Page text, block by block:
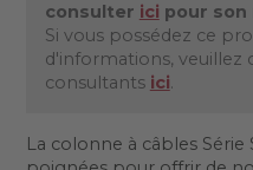
consulter ici pour
Si vous possédez ce
d'informations, veuillez
consultants ici.
La colonne à câbles